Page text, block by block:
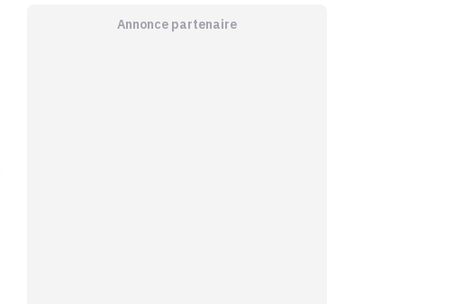
Annonce partenaire